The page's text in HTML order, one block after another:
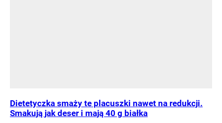
Dietetyczka smaży te placuszki nawet na redukcji.
Smakują jak deser i mają 40 g białka